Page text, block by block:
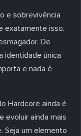
e sobrevivência
exatamente isso.
De
identidade única
e nada é
Hardcore ainda é
evoluir ainda mais
Seja um elemento